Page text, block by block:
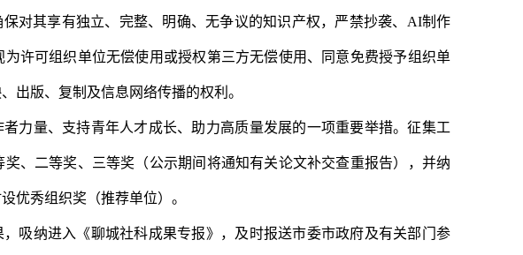
对其享有独立、完整、明确、无争议的知识产权，严禁抄袭、 AI制作
许可组织单位无偿使用或授权第三方无偿使用、同意免费授予组织单
出版、复制及信息网络传播的权利。
力量、支持青年人才成长、助力高质量发展的一项重要举措。征集工
、二等奖、三等奖（公示期间将通知有关论文补交查重报告），并纳
优秀组织奖（推荐单位）。
，吸纳进入《聊城社科成果专报》，及时报送市委市政府及有关部门参